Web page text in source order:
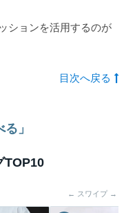
ションを活用するのが
目次へ戻る
」
TOP10
← スワイプ →